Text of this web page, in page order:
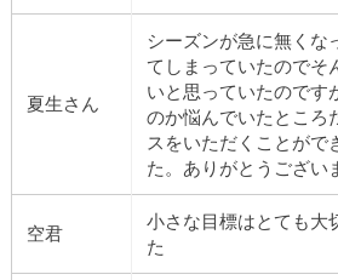
夏生さん
シーズンが急に無くな
てしまっていたのでそ
いと思っていたのです
のか悩んでいたところ
スをいただくことがで
た。ありがとうござい
空君
小さな目標はとても大
た